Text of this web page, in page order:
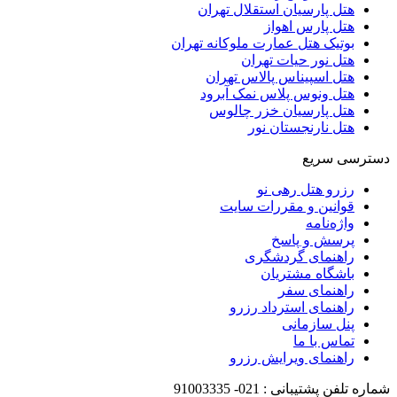
هتل پارسیان استقلال تهران
هتل پارس اهواز
بوتیک هتل عمارت ملوکانه تهران
هتل نور حیات تهران
هتل اسپیناس پالاس تهران
هتل ونوس پلاس نمک آبرود
هتل پارسیان خزر چالوس
هتل نارنجستان نور
دسترسی سریع
رزرو هتل رهی نو
قوانین و مقررات سایت
واژه‌نامه
پرسش و پاسخ
راهنمای گردشگری
باشگاه مشتریان
راهنمای سفر
راهنمای استرداد رزرو
پنل سازمانی
تماس با ما
راهنمای ویرایش رزرو
شماره تلفن پشتیبانی : 021-
91003335